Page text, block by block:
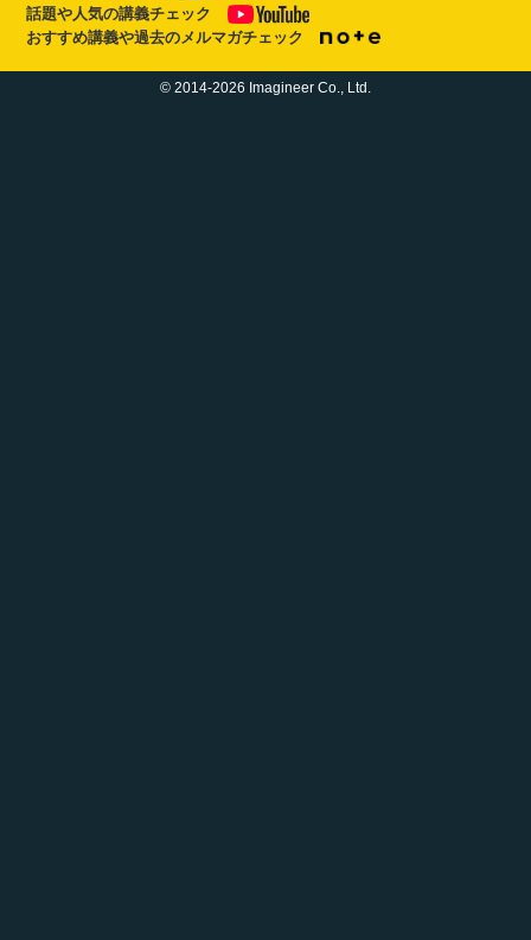
話題や人気の講義チェック
おすすめ講義や過去のメルマガチェック
© 2014-2026 Imagineer Co., Ltd.